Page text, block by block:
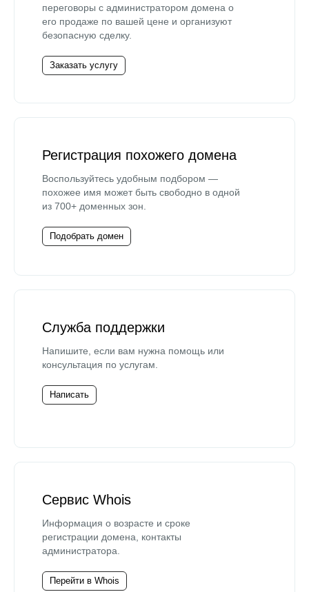
переговоры с администратором домена о
его продаже по вашей цене и организуют
безопасную сделку.
Заказать услугу
Регистрация похожего домена
Воспользуйтесь удобным подбором —
похожее имя может быть свободно в одной
из 700+ доменных зон.
Подобрать домен
Служба поддержки
Напишите, если вам нужна помощь или
консультация по услугам.
Написать
Сервис Whois
Информация о возрасте и сроке
регистрации домена, контакты
администратора.
Перейти в Whois